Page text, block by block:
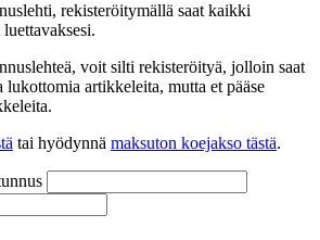
rekisteröitymällä saat kaikki
voit silti rekisteröityä, jolloin saat
artikkeleita, mutta et pääse
tai hyödynnä maksuton koejakso tästä.